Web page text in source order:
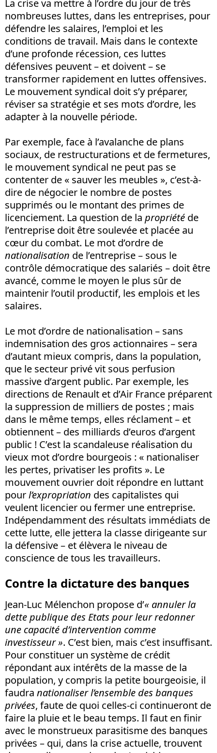
La crise va mettre à l’ordre du jour de très
nombreuses luttes, dans les entreprises, pour
défendre les salaires, l’emploi et les
conditions de travail. Mais dans le contexte
d’une profonde récession, ces luttes
défensives peuvent – et doivent – se
transformer rapidement en luttes offensives.
Le mouvement syndical doit s’y préparer,
réviser sa stratégie et ses mots d’ordre, les
adapter à la nouvelle période.
Par exemple, face à l’avalanche de plans
sociaux, de restructurations et de fermetures,
le mouvement syndical ne peut pas se
contenter de « sauver les meubles », c’est-à-
dire de négocier le nombre de postes
supprimés ou le montant des primes de
licenciement. La question de la propriété de
l’entreprise doit être soulevée et placée au
cœur du combat. Le mot d’ordre de
nationalisation de l’entreprise – sous le
contrôle démocratique des salariés – doit être
avancé, comme le moyen le plus sûr de
maintenir l’outil productif, les emplois et les
salaires.
Le mot d’ordre de nationalisation – sans
indemnisation des gros actionnaires – sera
d’autant mieux compris, dans la population,
que le secteur privé vit sous perfusion
massive d’argent public. Par exemple, les
directions de Renault et d’Air France préparent
la suppression de milliers de postes ; mais
dans le même temps, elles réclament – et
obtiennent – des milliards d’euros d’argent
public ! C’est la scandaleuse réalisation du
vieux mot d’ordre bourgeois : « nationaliser
les pertes, privatiser les profits ». Le
mouvement ouvrier doit répondre en luttant
pourl’expropriation des capitalistes qui
veulent licencier ou fermer une entreprise.
Indépendamment des résultats immédiats de
cette lutte, elle jettera la classe dirigeante sur
la défensive – et élèvera le niveau de
conscience de tous les travailleurs.
Contre la dictature des banques
Jean-Luc Mélenchon propose d’« annuler la
dette publique des Etats pour leur redonner
une capacité d’intervention comme
investisseur ». C’est bien, mais c’est insuffisant.
Pour constituer un système de crédit
répondant aux intérêts de la masse de la
population, y compris la petite bourgeoisie, il
faudra nationaliser l’ensemble des banques
privées, faute de quoi celles-ci continueront de
faire la pluie et le beau temps. Il faut en finir
avec le monstrueux parasitisme des banques
privées – qui, dans la crise actuelle, trouvent